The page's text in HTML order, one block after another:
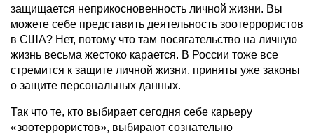
защищается неприкосновенность личной жизни. Вы
можете себе представить деятельность зоотеррористов
в США? Нет, потому что там посягательство на личную
жизнь весьма жестоко карается. В России тоже все
стремится к защите личной жизни, приняты уже законы
о защите персональных данных.
Так что те, кто выбирает сегодня себе карьеру
«зоотеррористов», выбирают сознательно